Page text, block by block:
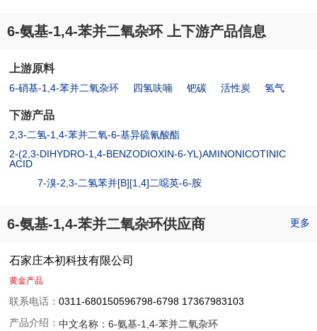
6-氨基-1,4-苯并二氧杂环 上下游产品信息
上游原料
6-硝基-1,4-苯并二氧杂环 四氢呋喃 钯碳 活性炭 氢气
下游产品
2,3-二氢-1,4-苯并二氧-6-基异硫氰酸酯
2-(2,3-DIHYDRO-1,4-BENZODIOXIN-6-YL)AMINONICOTINIC
ACID
7-溴-2,3-二氢苯并[B][1,4]二噁英-6-胺
6-氨基-1,4-苯并二氧杂环供应商 更多
石家庄本初科技有限公司
黄金产品
联系电话：0311-680150596798-6798 17367983103
产品介绍：中文名称：6-氨基-1,4-苯并二氧杂环